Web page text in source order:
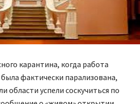
карантина, когда работа
фактически парализована,
области успели соскучиться по